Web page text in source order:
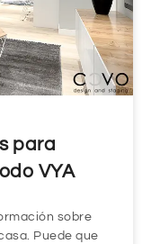
para
VYA
sobre
Puede que